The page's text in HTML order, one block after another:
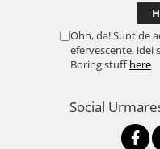
Ohh, da! Sunt de
efervescente, idei
Boring stuffhere
Social